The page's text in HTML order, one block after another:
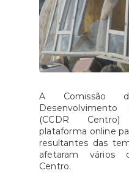
A Comissão
(CCDR
plataforma online
resultantes das
afetaram vários
Centro.